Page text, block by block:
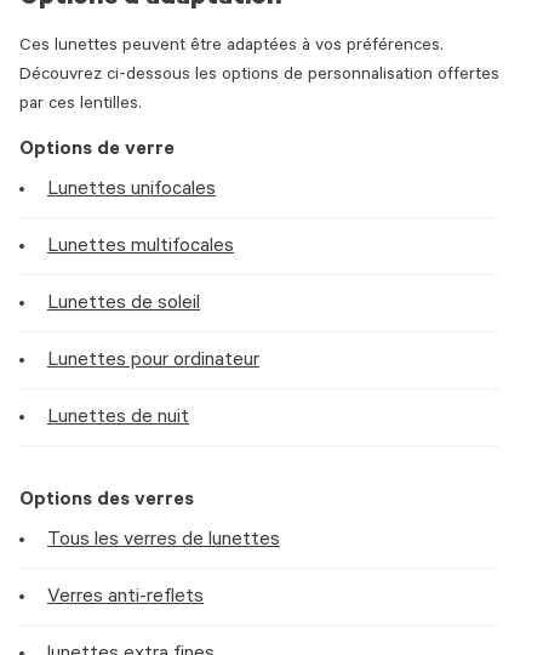
Ces lunettes peuvent être adaptées à vos préférences.
Découvrez ci-dessous les options de personnalisation offertes
par ces lentilles.
Options de verre
Lunettes unifocales
Lunettes multifocales
Lunettes de soleil
Lunettes pour ordinateur
Lunettes de nuit
Options des verres
Tous les verres de lunettes
Verres anti-reflets